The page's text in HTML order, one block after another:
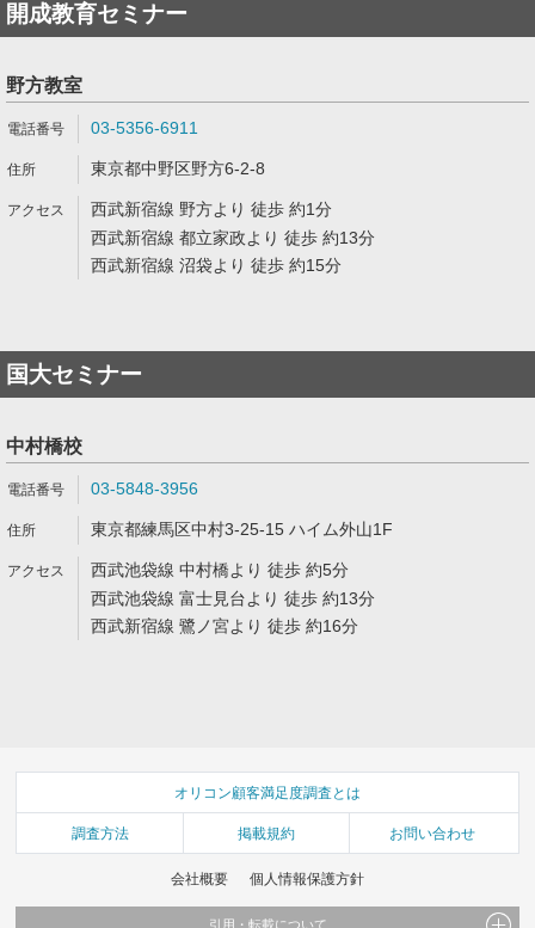
開成教育セミナー
野方教室
03-5356-6911
東京都中野区野方6-2-8
西武新宿線 野方より 徒歩 約1分
西武新宿線 都立家政より 徒歩 約13分
西武新宿線 沼袋より 徒歩 約15分
国大セミナー
中村橋校
03-5848-3956
東京都練馬区中村3-25-15 ハイム外山1F
西武池袋線 中村橋より 徒歩 約5分
西武池袋線 富士見台より 徒歩 約13分
西武新宿線 鷺ノ宮より 徒歩 約16分
オリコン顧客満足度調査とは
調査方法 掲載規約 お問い合わせ
会社概要 個人情報保護方針
引用・転載について